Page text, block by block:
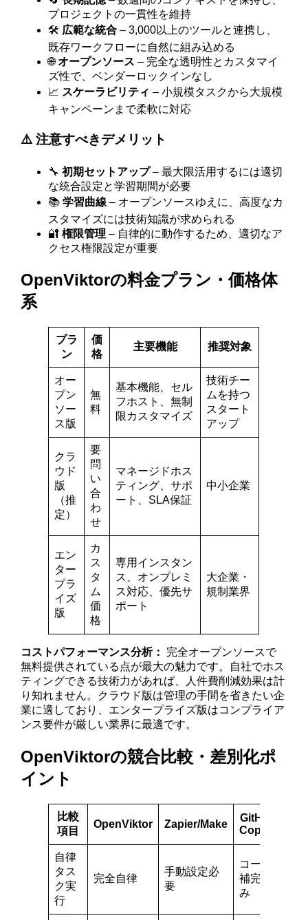
プロジェクトの一貫性を維持
🛠️ 広範な統合 – 3,000以上のツールと連携し、
既存ワークフローに自然に組み込める
🌐オープンソース – 完全な透明性とカスタマイ
ズ性で、ベンダーロックインなし
📈 スケーラビリティ – 小規模タスクから大規模
キャンペーンまで柔軟に対応
⚠️ 注意すべきデメリット
🔧初期セットアップ– 最大限活用するには適切
な統合設定と学習期間が必要
📚学習曲線 – オープンソースゆえに、高度なカ
スタマイズには技術知識が求められる
🔐権限管理 – 自律的に動作するため、適切なア
クセス権限設定が重要
OpenViktorの料金プラン・価格体
系
プラ
ン
価
格
主要機能 推奨対象
オー
プン
ソー
ス版
無
料
基本機能、セル
フホスト、無制
限カスタマイズ
技術チー
ムを持つ
スタート
アップ
クラ
ウド
版
（推
定）
要
問
い
合
わ
せ
マネージドホス
ティング、サポ
ート、SLA保証
中小企業
エン
ター
プラ
イズ
版
カ
ス
タ
ム
価
格
専用インスタン
ス、オンプレミ
ス対応、優先サ
ポート
大企業・
規制業界
コストパフォーマンス分析：
完全オープンソースで
無料提供されている点が最大の魅力です。自社でホス
ティングできる技術力があれば、人件費削減効果は計
り知れません。クラウド版は管理の手間を省きたい企
業に適しており、エンタープライズ版はコンプライア
ンス要件が厳しい業界に最適です。
OpenViktorの競合比較・差別化ポ
イント
比較
項目
OpenViktor Zapier/Make
GitHub
Copilot
自律
タス
ク実
行
完全自律
手動設定必
要
コード
補完の
み